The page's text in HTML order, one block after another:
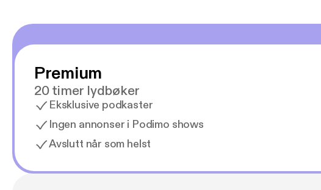
Premium
20 timer lydbøker
Eksklusive podkaster
Ingen annonser i Podimo shows
Avslutt når som helst